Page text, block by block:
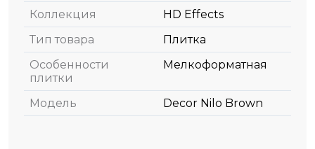
Коллекция
HD Effects
Тип товара
Плитка
Особенности
плитки
Мелкоформатная
Модель Decor Nilo Brown